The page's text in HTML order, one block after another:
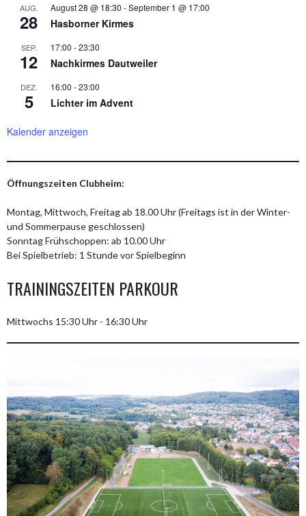
AUG.
28
August 28 @ 18:30 -September 1 @ 17:00
Hasborner Kirmes
SEP.
12
17:00 -23:30
Nachkirmes Dautweiler
DEZ.
5
16:00 -23:00
Lichter im Advent
Kalender anzeigen
Öffnungszeiten Clubheim:
Montag, Mittwoch, Freitag ab 18.00 Uhr (Freitags ist in der Winter-
und Sommerpause geschlossen)
Sonntag Frühschoppen: ab 10.00 Uhr
Bei Spielbetrieb: 1 Stunde vor Spielbeginn
TRAININGSZEITEN PARKOUR
Mittwochs 15:30 Uhr - 16:30 Uhr